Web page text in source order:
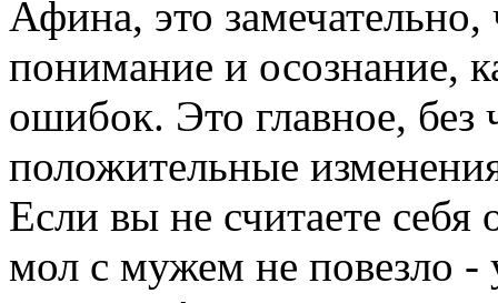
Афина, это замечательно,
понимание и осознание,
ошибок. Это главное, без
положительные
Если вы не считаете
мол с мужем не повезло -